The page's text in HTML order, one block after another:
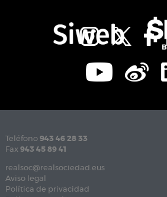
Teléfono 943 46 28 33
Fax 943 45 89 41
realsoc@realsociedad.eus
Aviso legal
Política de privacidad